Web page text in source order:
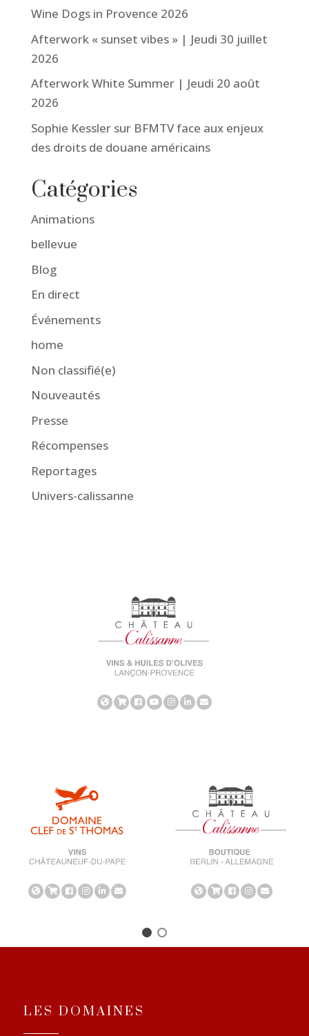
Wine Dogs in Provence 2026
Afterwork « sunset vibes » | Jeudi 30 juillet
2026
Afterwork White Summer | Jeudi 20 août
2026
Sophie Kessler sur BFMTV face aux enjeux
des droits de douane américains
Catégories
Animations
bellevue
Blog
En direct
Événements
home
Non classifié(e)
Nouveautés
Presse
Récompenses
Reportages
Univers-calissanne
LES DOMAINES